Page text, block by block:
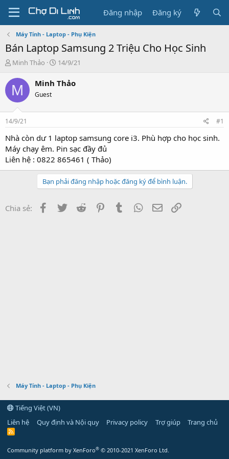
Đăng nhập Đăng ký
Máy Tính - Laptop - Phụ Kiện
Bán Laptop Samsung 2 Triệu Cho Học Sinh
T
r
e
a
s
t
a
r
t
e
r
Minh Thảo
N
à
14/9/21
M Minh Thảo
Guest
14/9/21 #1
Nhà còn dư 1 laptop samsung core i3. Phù hợp cho học sinh.
Máy chạy êm. Pin sạc đầy đủ
Liên hệ : 0822 865461 ( Thảo)
Bạn phải đăng nhập hoặc đăng ký để bình luận.
Chia sẻ: Facebook
Twitter Reddit PinterestTumblr WhatsApp
Email
Máy Tính - Laptop - Phụ Kiện
Tiếng Việt (VN)
Liên hệ
Quy định và Nội quy Privacy policy Trợ giúp Trang chủ
R
Community platform by XenForo® © 2010-2021 XenForo Ltd.